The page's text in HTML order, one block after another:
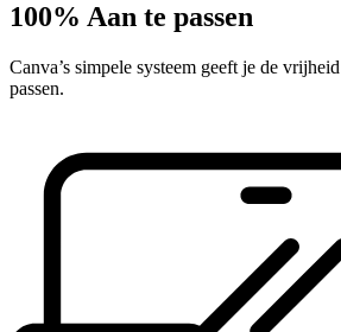
100% Aan te passen
Canva’s simpele systeem geeft je de
passen.